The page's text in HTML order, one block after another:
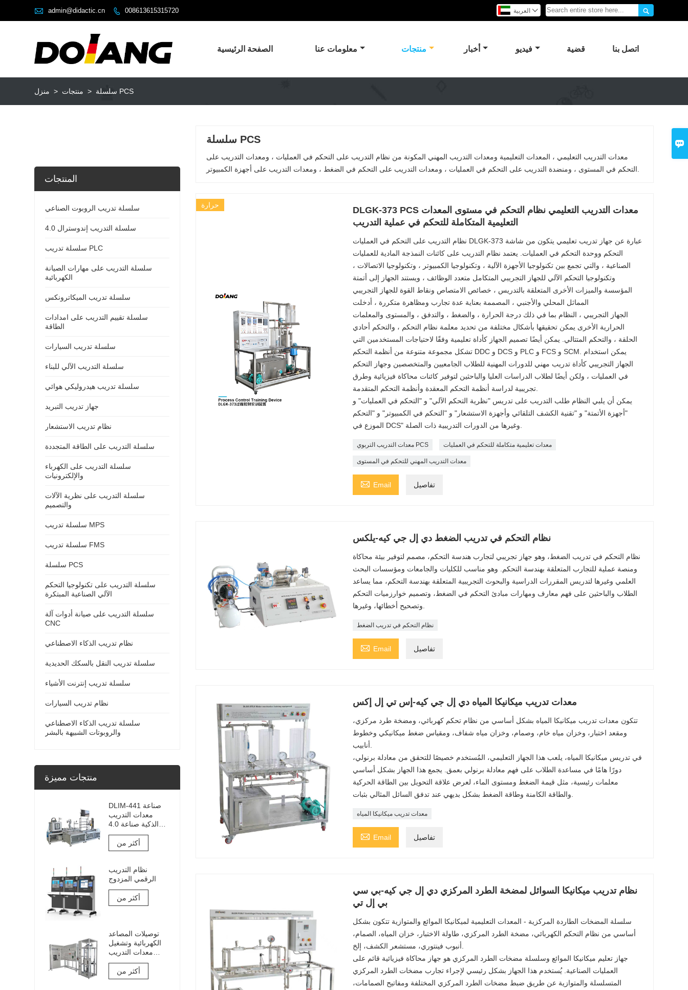

 admin@didactic.cn  008613615315720  العربية 
الصفحة الرئيسية معلومات عنا منتجات أخبار فيديو قضية اتصل بنا
منزل > منتجات > سلسلة PCS
سلسلة PCS
معدات التدريب التعليمي ، المعدات التعليمية ومعدات التدريب المهني المكونة من نظام التدريب على التحكم في العمليات ، ومعدات التدريب على
حرارة
DLGK-373 PCS معدات التدريب التعليمي نظام التحكم في مستوى المعدات
التعليمية المتكاملة للتحكم في عملية التدريب
نظام التدريب على التحكم في العمليات DLGK-373 عبارة عن جهاز تدريب تعليمي يتكون من شاشة
التحكم ووحدة التحكم في العمليات. يعتمد نظام التدريب على كائنات النمذجة المادية للعمليات
الصناعية ، والتي تجمع بين تكنولوجيا الأجهزة الآلية ، وتكنولوجيا الكمبيوتر ، وتكنولوجيا الاتصالات ،
وتكنولوجيا التحكم الآلي للجهاز التجريبي المتكامل متعدد الوظائف ، ويستند الجهاز إلى أتمتة
المؤسسة والميزات الأخرى المتعلقة بالتدريس ، خصائص الامتصاص ونقاط القوة للجهاز التجريبي
المماثل المحلي والأجنبي ، المصممة بعناية عدة تجارب ومظاهرة متكررة ، أدخلت
الجهاز التجريبي ، النظام بما في ذلك درجة الحرارة ، والضغط ، والتدفق ، والمستوى والمعلمات
الحرارية الأخرى يمكن تحقيقها بأشكال مختلفة من تحديد معلمة نظام التحكم ، والتحكم أحادي
الحلقة ، والتحكم المتتالي. يمكن أيضًا تصميم الجهاز كأداة تعليمية وفقًا لاحتياجات المستخدمين التي
تشكل مجموعة متنوعة من أنظمة التحكم DDC و DCS و PLC و FCS و SCM. يمكن استخدام
الجهاز التجريبي كأداة تدريب مهني للدورات المهنية للطلاب الجامعيين والمتخصصين وجهاز التحكم
في العمليات ، ولكن أيضًا لطلاب الدراسات العليا والباحثين لتوفير كائنات محاكاة فيزيائية وطرق
تجريبية لدراسة أنظمة التحكم المعقدة وأنظمة التحكم المتقدمة.
يمكن أن يلبي النظام طلب التدريب على تدريس "نظرية التحكم الآلي" و "التحكم في العمليات" و
"أجهزة الأتمتة" و "تقنية الكشف التلقائي وأجهزة الاستشعار" و "التحكم في الكمبيوتر" و "التحكم
معدات التدريب التربوي PCS معدات تعليمية متكاملة للتحكم في العمليات
معدات التدريب المهني للتحكم في المستوى
 Email تفاصيل
نظام التحكم في تدريب الضغط دي إل جي كيه-يلكس
نظام التحكم في تدريب الضغط، وهو جهاز تجريبي لتجارب هندسة التحكم، مصمم لتوفير بيئة محاكاة
ومنصة عملية للتجارب المتعلقة بهندسة التحكم. وهو مناسب للكليات والجامعات ومؤسسات البحث
العلمي وغيرها لتدريس المقررات الدراسية والبحوث التجريبية المتعلقة بهندسة التحكم، مما يساعد
الطلاب والباحثين على فهم معارف ومهارات مبادئ التحكم في الضغط، وتصميم خوارزميات التحكم
نظام التحكم في تدريب الضغط
 Email تفاصيل
معدات تدريب ميكانيكا المياه دي إل جي كيه-إس تي إل إكس
تتكون معدات تدريب ميكانيكا المياه بشكل أساسي من نظام تحكم كهربائي، ومضخة طرد مركزي،
ومقعد اختبار، وخزان مياه خام، وصمام، وخزان مياه شفاف، ومقياس ضغط ميكانيكي وخطوط
في تدريس ميكانيكا المياه، يلعب هذا الجهاز التعليمي، المُستخدم خصيصًا للتحقق من معادلة برنولي،
دورًا هامًا في مساعدة الطلاب على فهم معادلة برنولي بعمق. يجمع هذا الجهاز بشكل أساسي
معلمات رئيسية، مثل قيمة الضغط ومستوى الماء، لعرض علاقة التحويل بين الطاقة الحركية
معدات تدريب ميكانيكا المياه
 Email تفاصيل
نظام تدريب ميكانيكا السوائل لمضخة الطرد المركزي دي إل جي كيه-بي سي
بي إل تي
سلسلة المضخات الطاردة المركزية - المعدات التعليمية لميكانيكا الموائع والمتوازية تتكون بشكل
أساسي من نظام التحكم الكهربائي، مضخة الطرد المركزي، طاولة الاختبار، خزان المياه، الصمام،
جهاز تعليم ميكانيكا الموائع وسلسلة مضخات الطرد المركزي هو جهاز محاكاة فيزيائية قائم على
العمليات الصناعية. يُستخدم هذا الجهاز بشكل رئيسي لإجراء تجارب مضخات الطرد المركزي
المتسلسلة والمتوازية عن طريق ضبط مضخات الطرد المركزي المختلفة ومفاتيح الصمامات،
المنتجات
سلسلة تدريب الروبوت الصناعي
سلسلة التدريب إندوسترال 4.0
سلسلة تدريب PLC
سلسلة التدريب على مهارات الصيانة
الكهربائية
سلسلة تدريب الميكاترونكس
سلسلة تقييم التدريب على امدادات
الطاقة
سلسلة تدريب السيارات
سلسلة التدريب الآلي للبناء
سلسلة تدريب هيدروليكي هوائي
جهاز تدريب التبريد
نظام تدريب الاستشعار
سلسلة التدريب على الطاقة المتجددة
سلسلة التدريب على الكهرباء
والإلكترونيات
سلسلة التدريب على نظرية الآلات
والتصميم
سلسلة تدريب MPS
سلسلة تدريب FMS
سلسلة PCS
سلسلة التدريب على تكنولوجيا التحكم
الآلي الصناعية المبتكرة
سلسلة التدريب على صيانة أدوات آلة
CNC
نظام تدريب الذكاء الاصطناعي
سلسلة تدريب النقل بالسكك الحديدية
سلسلة تدريب إنترنت الأشياء
نظام تدريب السيارات
سلسلة تدريب الذكاء الاصطناعي
والروبوتات الشبيهة بالبشر
منتجات مميزة
DLIM-441 صناعة
معدات التدريب
الذكية صناعة 4.0
نظام التدريب
Industry 4.0 Lab
أكثر من
نظام التدريب
الرقمي المزدوج
أكثر من
توصيلات المصاعد
الكهربائية وتشغيل
معدات التدريب
والتقييم
أكثر من